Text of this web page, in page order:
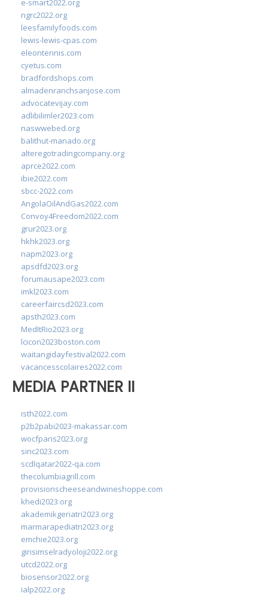
e-smart2022.org
ngrc2022.org
leesfamilyfoods.com
lewis-lewis-cpas.com
eleontennis.com
cyetus.com
bradfordshops.com
almadenranchsanjose.com
advocatevijay.com
adlibilimler2023.com
naswwebed.org
balithut-manado.org
alteregotradingcompany.org
aprce2022.com
ibie2022.com
sbcc-2022.com
AngolaOilAndGas2022.com
Convoy4Freedom2022.com
grur2023.org
hkhk2023.org
napm2023.org
apsdfd2023.org
forumausape2023.com
imkl2023.com
careerfaircsd2023.com
apsth2023.com
MedItRio2023.org
lcicon2023boston.com
waitangidayfestival2022.com
vacancesscolaires2022.com
MEDIA PARTNER II
isth2022.com
p2b2pabi2023-makassar.com
wocfparis2023.org
sinc2023.com
scdlqatar2022-qa.com
thecolumbiagrill.com
provisionscheeseandwineshoppe.com
khedi2023.org
akademikgeriatri2023.org
marmarapediatri2023.org
emchie2023.org
girisimselradyoloji2022.org
utcd2022.org
biosensor2022.org
ialp2022.org